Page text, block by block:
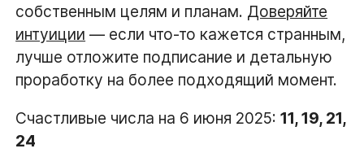
собственным целям и планам. Доверяйте
интуиции — если что-то кажется странным,
лучше отложите подписание и детальную
проработку на более подходящий момент.
Счастливые числа на 6 июня 2025:11, 19, 21,
24